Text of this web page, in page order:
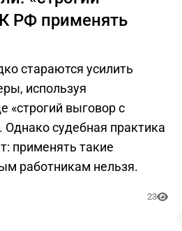
РФ применять
стараются усилить
используя
«строгий выговор с
судебная практика
применять такие
работникам нельзя.
23